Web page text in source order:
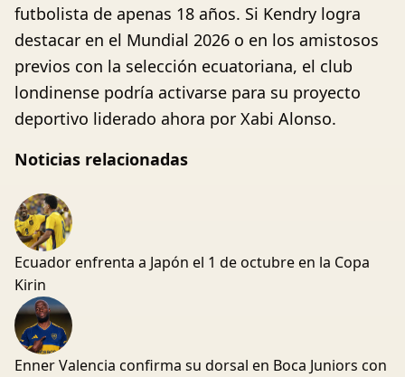
futbolista de apenas 18 años. Si Kendry logra
destacar en el Mundial 2026 o en los amistosos
previos con la selección ecuatoriana, el club
londinense podría activarse para su proyecto
deportivo liderado ahora por Xabi Alonso.
Noticias relacionadas
Ecuador enfrenta a Japón el 1 de octubre en la Copa
Kirin
Enner Valencia confirma su dorsal en Boca Juniors con